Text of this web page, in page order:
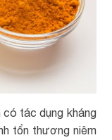
có tác dụng kháng
tổn thương niêm